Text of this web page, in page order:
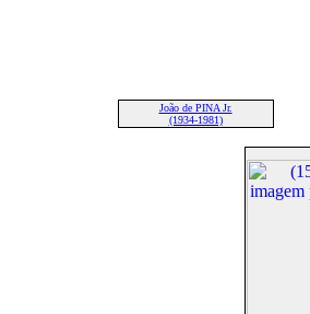
João de PINA Jr.
(1934-1981)